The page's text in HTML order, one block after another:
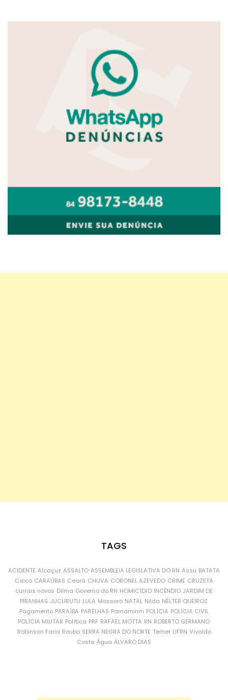
TAGS
ACIDENTE Alcaçuz ASSALTO ASSEMBLEIA LEGISLATIVA DO RN Assu BATATA
Caicó CARAÚBAS Ceará CHUVA CORONEL AZEVEDO CRIME CRUZETA
currais novos Dilma Governo do RN HOMICÍDIO INCÊNDIO JARDIM DE
PIRANHAS JUCURUTU LULA Mossoró NATAL Nilda NÉLTER QUEIROZ
Pagamento PARAÍBA PARELHAS Parnamirim POLÍCIA POLÍCIA CIVIL
POLÍCIA MILITAR Política PRF RAFAEL MOTTA RN ROBERTO GERMANO
Robinson Faria Roubo SERRA NEGRA DO NORTE Temer UFRN Vivaldo
Costa Água ÁLVARO DIAS